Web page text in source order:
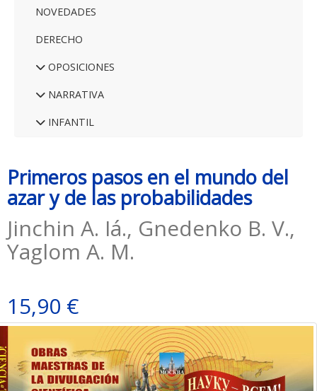
NOVEDADES
DERECHO
OPOSICIONES
NARRATIVA
INFANTIL
Primeros pasos en el mundo del
azar y de las probabilidades
Jinchin A. Iá., Gnedenko B. V.,
Yaglom A. M.
15,90 €